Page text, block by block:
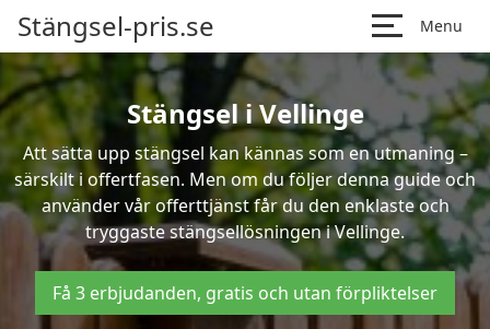
Stängsel-pris.se Menu
Stängsel i Vellinge
Att sätta upp stängsel kan kännas som en utmaning –
särskilt i offertfasen. Men om du följer denna guide och
använder vår offerttjänst får du den enklaste och
tryggaste stängsellösningen i Vellinge.
Få 3 erbjudanden, gratis och utan förpliktelser